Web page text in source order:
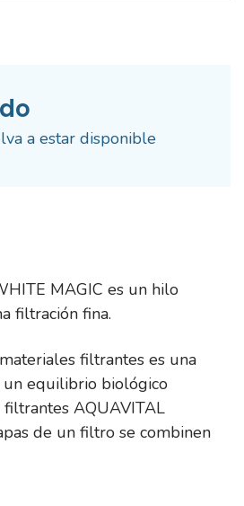
a estar disponible
MAGIC es un hilo
filtración fina.
filtrantes es una
equilibrio biológico
AQUAVITAL
de un filtro se combinen